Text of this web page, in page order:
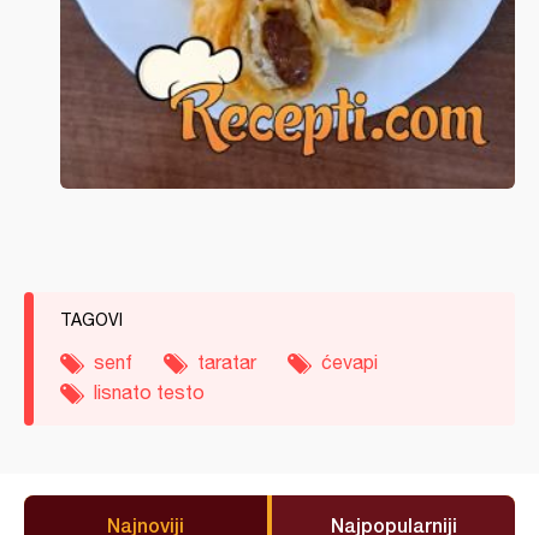
TAGOVI
senf taratar
ćevapi
lisnato testo
Najnoviji Najpopularniji